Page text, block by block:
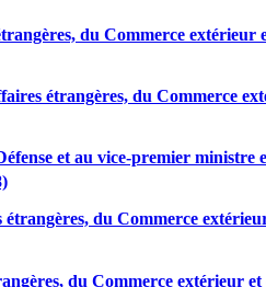
du Commerce
étrangères, du Commerce
et au vice-premier
du Commerce
du Commerce extérieur